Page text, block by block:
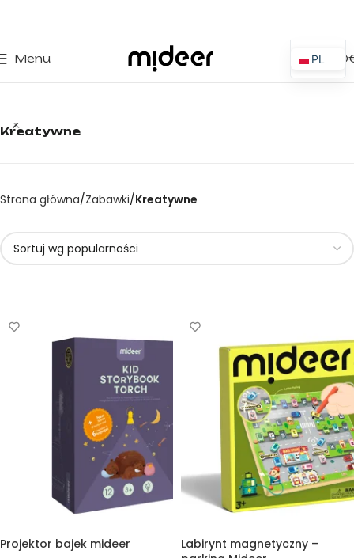
Menu 0,00
Kreatywne
Strona główna Zabawki Kreatywne
Projektor bajek mideer
Labirynt magnetyczny –
PL
ES